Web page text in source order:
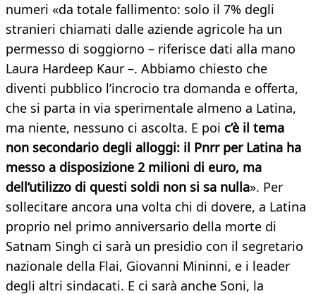
numeri «da totale fallimento: solo il 7% degli
stranieri chiamati dalle aziende agricole ha un
permesso di soggiorno – riferisce dati alla mano
Laura Hardeep Kaur –. Abbiamo chiesto che
diventi pubblico l’incrocio tra domanda e offerta,
che si parta in via sperimentale almeno a Latina,
ma niente, nessuno ci ascolta. E poi c’è il tema
non secondario degli alloggi: il Pnrr per Latina ha
messo a disposizione 2 milioni di euro, ma
dell’utilizzo di questi soldi non si sa nulla». Per
sollecitare ancora una volta chi di dovere, a Latina
proprio nel primo anniversario della morte di
Satnam Singh ci sarà un presidio con il segretario
nazionale della Flai, Giovanni Mininni, e i leader
degli altri sindacati. E ci sarà anche Soni, la